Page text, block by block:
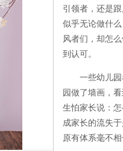
引领者，还是
似乎无论做什
风者们，却怎
到认可。
一些幼儿园
园做了墙画，
生怕家长说：
成家长的流失
原有体系毫不